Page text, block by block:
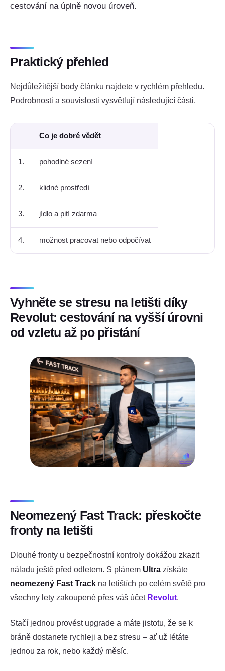
cestování na úplně novou úroveň.
Praktický přehled
Nejdůležitější body článku najdete v rychlém přehledu.
Podrobnosti a souvislosti vysvětlují následující části.
Co je dobré vědět
1. pohodlné sezení
2. klidné prostředí
3. jídlo a pití zdarma
4. možnost pracovat nebo odpočívat
Vyhněte se stresu na letišti díky
Revolut: cestování na vyšší úrovni
od vzletu až po přistání
Neomezený Fast Track: přeskočte
fronty na letišti
Dlouhé fronty u bezpečnostní kontroly dokážou zkazit
náladu ještě před odletem. S plánem Ultra získáte
neomezený Fast Track na letištích po celém světě pro
všechny lety zakoupené přes váš účet Revolut.
Stačí jednou provést upgrade a máte jistotu, že se k
bráně dostanete rychleji a bez stresu – ať už létáte
jednou za rok, nebo každý měsíc.